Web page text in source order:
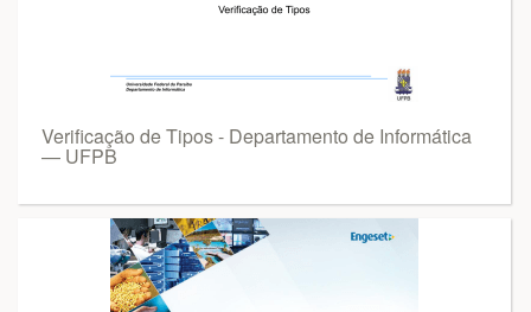
Verificação de Tipos - Departamento de Informática
— UFPB